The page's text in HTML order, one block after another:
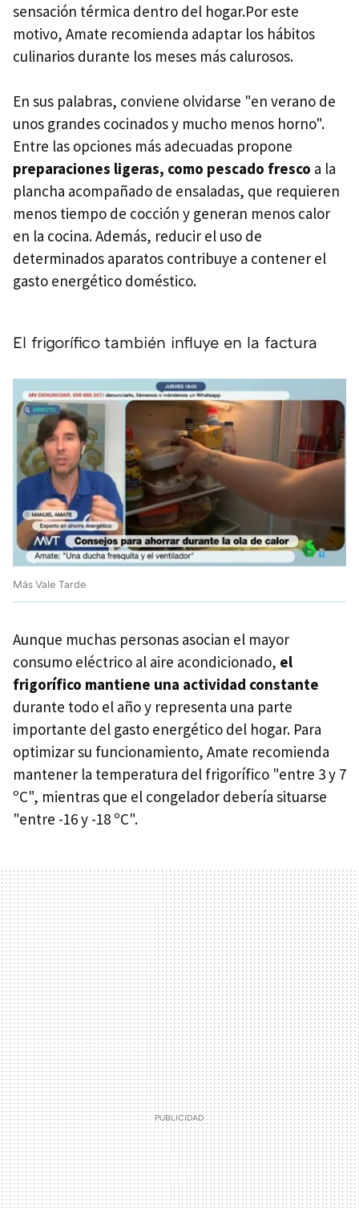
sensación térmica dentro del hogar.Por este
motivo, Amate recomienda adaptar los hábitos
culinarios durante los meses más calurosos.
En sus palabras, conviene olvidarse "en verano de
unos grandes cocinados y mucho menos horno".
Entre las opciones más adecuadas propone
preparaciones ligeras, como pescado fresco a la
plancha acompañado de ensaladas, que requieren
menos tiempo de cocción y generan menos calor
en la cocina. Además, reducir el uso de
determinados aparatos contribuye a contener el
gasto energético doméstico.
El frigorífico también influye en la factura
Más Vale Tarde
Aunque muchas personas asocian el mayor
consumo eléctrico al aire acondicionado, el
frigorífico mantiene una actividad constante
durante todo el año y representa una parte
importante del gasto energético del hogar. Para
optimizar su funcionamiento, Amate recomienda
mantener la temperatura del frigorífico "entre 3 y 7
ºC", mientras que el congelador debería situarse
"entre -16 y -18 ºC".